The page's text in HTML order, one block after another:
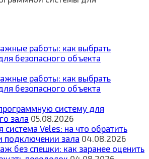
работы: как выбрать
безопасного объекта
работы: как выбрать
безопасного объекта
систему для
зала 05.08.2026
система Veles: на что обратить
подключении зала 04.08.2026
без спешки: как заранее оценить